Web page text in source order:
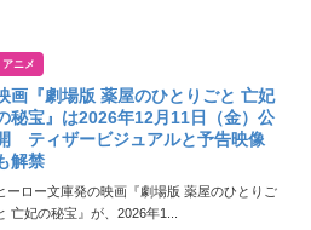
アニメ
画『劇場版 薬屋のひとりごと 亡妃
秘宝』は2026年12月11日（金）公
ティザービジュアルと予告映像
解禁
ーロー文庫発の映画『劇場版 薬屋のひとりご
亡妃の秘宝』が、2026年1...